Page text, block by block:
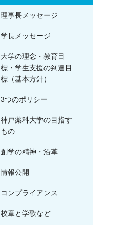
理事長メッセージ
学長メッセージ
大学の理念・教育目
標・学生支援の到達目
標（基本方針）
3つのポリシー
神戸薬科大学の目指す
もの
創学の精神・沿革
情報公開
コンプライアンス
校章と学歌など